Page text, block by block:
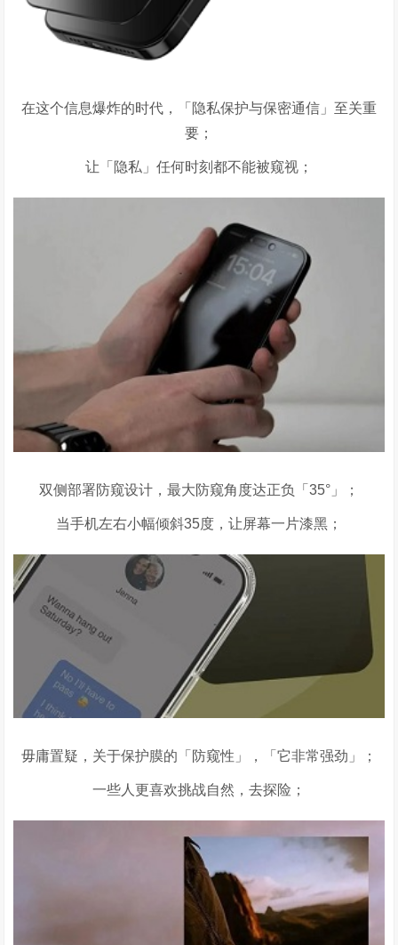
在这个信息爆炸的时代，「隐私保护与保密通信」至关重
要；
让「隐私」任何时刻都不能被窥视；
双侧部署防窥设计，最大防窥角度达正负「 35°」；
当手机左右小幅倾斜35度，让屏幕一片漆黑；
毋庸置疑，关于保护膜的「防窥性」，「它非常强劲」；
一些人更喜欢挑战自然，去探险；